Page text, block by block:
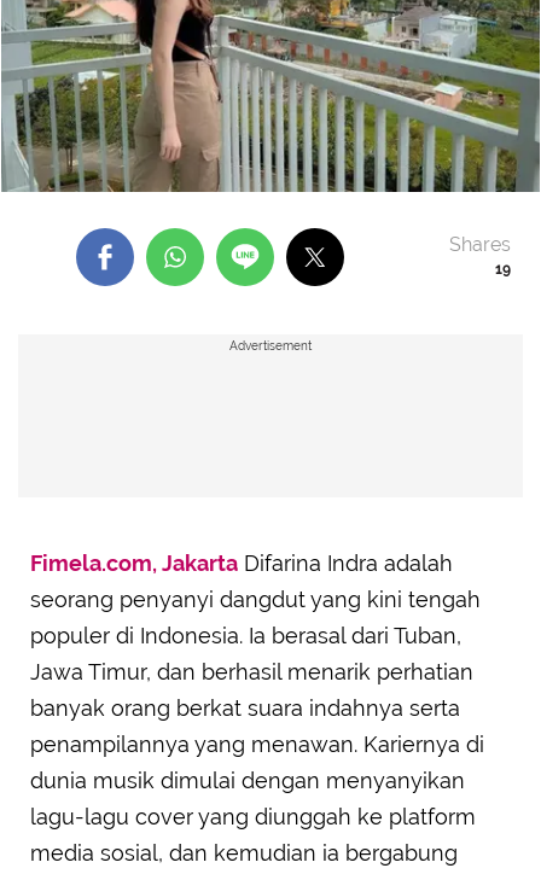
19
Shares
Advertisement
Fimela.com, Jakarta Difarina Indra adalah
seorang penyanyi dangdut yang kini tengah
populer di Indonesia. Ia berasal dari Tuban,
Jawa Timur, dan berhasil menarik perhatian
banyak orang berkat suara indahnya serta
penampilannya yang menawan. Kariernya di
dunia musik dimulai dengan menyanyikan
lagu-lagu cover yang diunggah ke platform
media sosial, dan kemudian ia bergabung